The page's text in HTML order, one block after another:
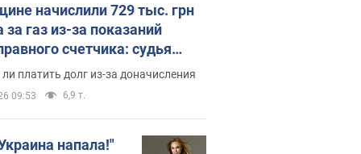
начислили 729 тыс. грн
за газ из-за показаний
счетчика: судья
неожиданное решение
платить долг из-за доначисления
09:53 6,9 т.
напала!"